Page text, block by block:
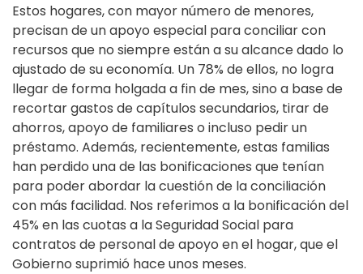
Estos hogares, con mayor número de menores,
precisan de un apoyo especial para conciliar con
recursos que no siempre están a su alcance dado lo
ajustado de su economía. Un 78% de ellos, no logra
llegar de forma holgada a fin de mes, sino a base de
recortar gastos de capítulos secundarios, tirar de
ahorros, apoyo de familiares o incluso pedir un
préstamo. Además, recientemente, estas familias
han perdido una de las bonificaciones que tenían
para poder abordar la cuestión de la conciliación
con más facilidad. Nos referimos a la bonificación del
45% en las cuotas a la Seguridad Social para
contratos de personal de apoyo en el hogar, que el
Gobierno suprimió hace unos meses.